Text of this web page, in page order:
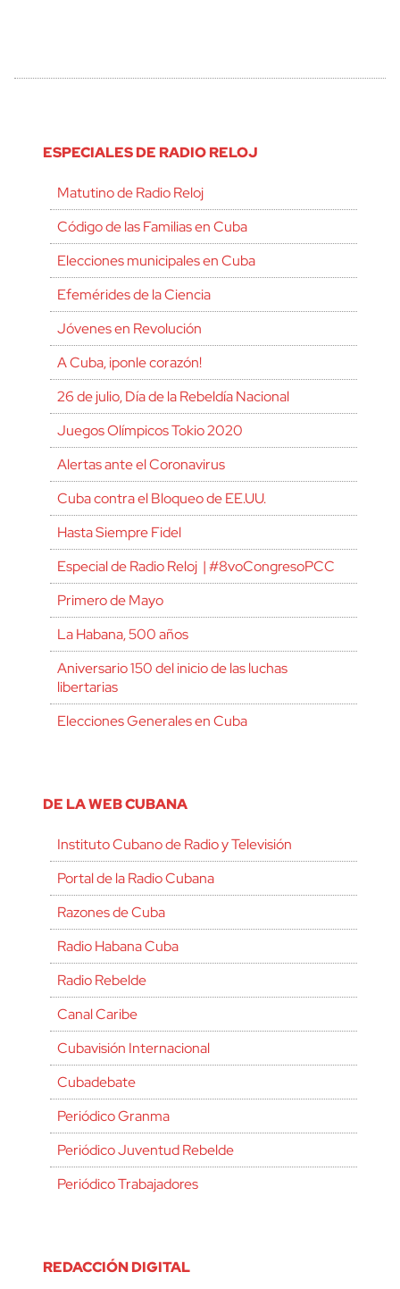
ESPECIALES DE RADIO RELOJ
Matutino de Radio Reloj
Código de las Familias en Cuba
Elecciones municipales en Cuba
Efemérides de la Ciencia
Jóvenes en Revolución
A Cuba, ¡ponle corazón!
26 de julio, Día de la Rebeldía Nacional
Juegos Olímpicos Tokio 2020
Alertas ante el Coronavirus
Cuba contra el Bloqueo de EE.UU.
Hasta Siempre Fidel
Especial de Radio Reloj | #8voCongresoPCC
Primero de Mayo
La Habana, 500 años
Aniversario 150 del inicio de las luchas
libertarias
Elecciones Generales en Cuba
DE LA WEB CUBANA
Instituto Cubano de Radio y Televisión
Portal de la Radio Cubana
Razones de Cuba
Radio Habana Cuba
Radio Rebelde
Canal Caribe
Cubavisión Internacional
Cubadebate
Periódico Granma
Periódico Juventud Rebelde
Periódico Trabajadores
REDACCIÓN DIGITAL